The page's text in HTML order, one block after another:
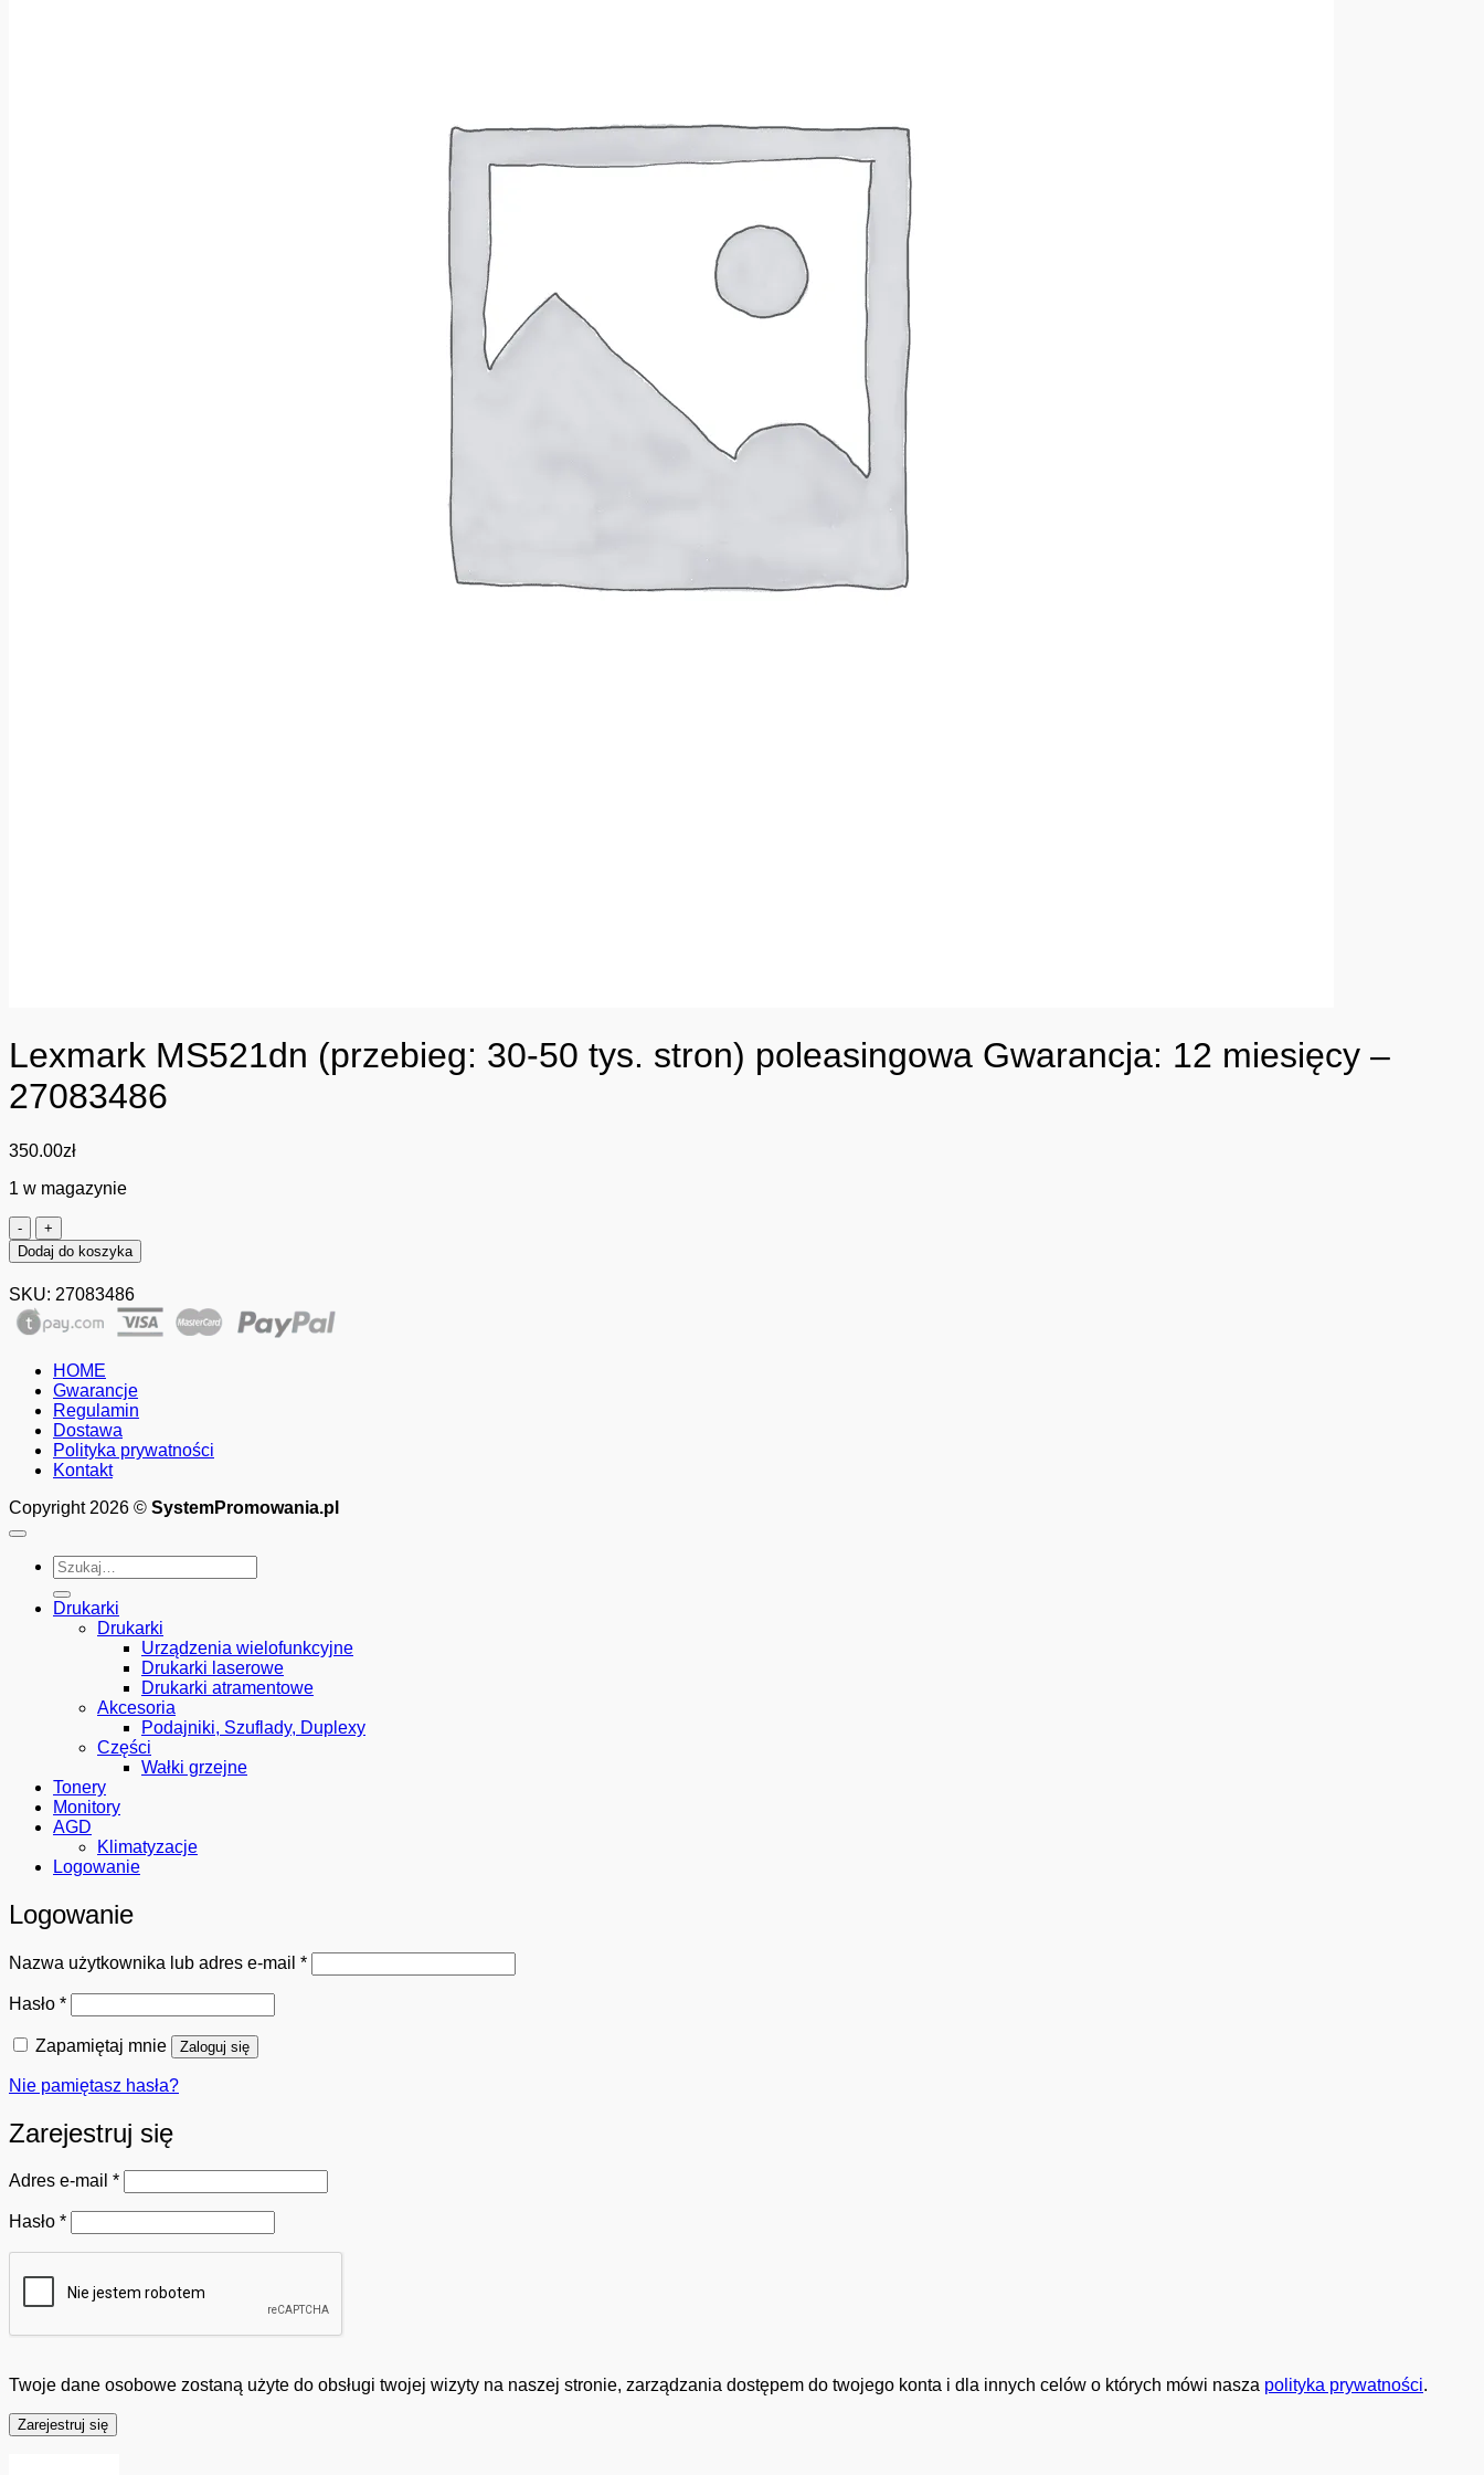
Lexmark MS521dn (przebieg: 30-50 tys. stron) poleasingowa Gwarancja: 12 miesięcy –
27083486
350.00zł
1 w magazynie
ilość
Lexmark
MS521dn
(przebieg:
30-
50
stron)
poleasingowa
Gwarancja:
12
miesięcy
27083486
Dodaj do koszyka
SKU: 27083486
HOME
Gwarancje
Regulamin
Dostawa
Polityka prywatności
Kontakt
Copyright 2026 © SystemPromowania.pl
Szukaj:
Drukarki
Drukarki
Urządzenia wielofunkcyjne
Drukarki laserowe
Drukarki atramentowe
Akcesoria
Podajniki, Szuflady, Duplexy
Części
Wałki grzejne
Tonery
Monitory
AGD
Klimatyzacje
Logowanie
Logowanie
Nazwa użytkownika lub adres e-mail *Wymagane
Hasło *Wymagane
Zapamiętaj mnie Zaloguj się
Nie pamiętasz hasła?
Zarejestruj się
Adres e-mail *Wymagane
Hasło *Wymagane
Twoje dane osobowe zostaną użyte do obsługi twojej wizyty na naszej stronie, zarządzania dostępem do twojego konta i dla innych celów o których mówi nasza polityka prywatności.
Zarejestruj się